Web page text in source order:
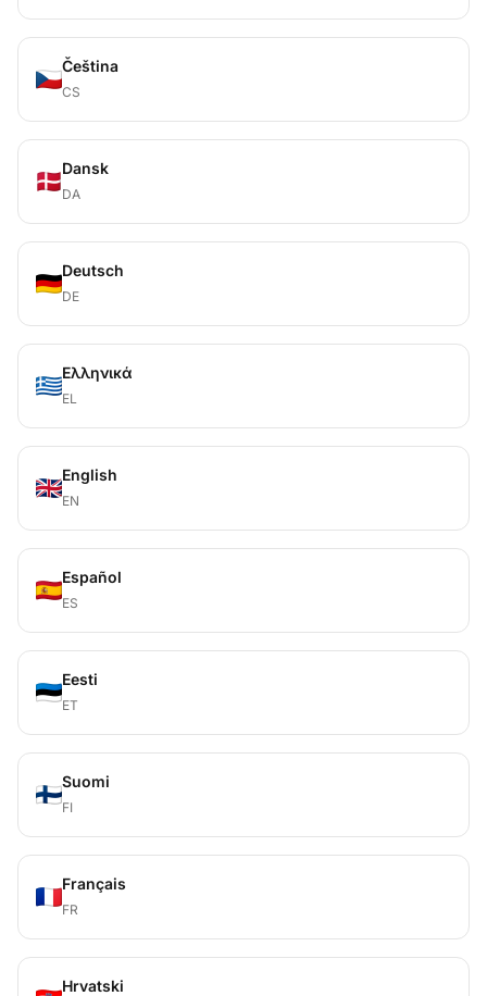
Čeština
CS
Dansk
DA
Deutsch
DE
Ελληνικά
EL
English
EN
Español
ES
Eesti
ET
Suomi
FI
Français
FR
Hrvatski